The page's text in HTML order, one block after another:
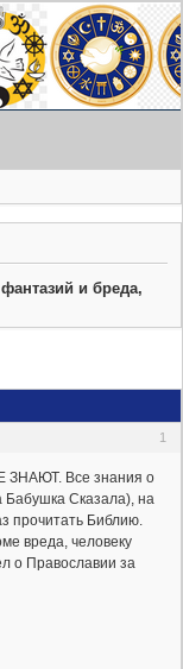
и бреда,
1
ЗНАЮТ. Все знания о
Бабушка Сказала), на
прочитать Библию.
вреда, человеку
о Православии за